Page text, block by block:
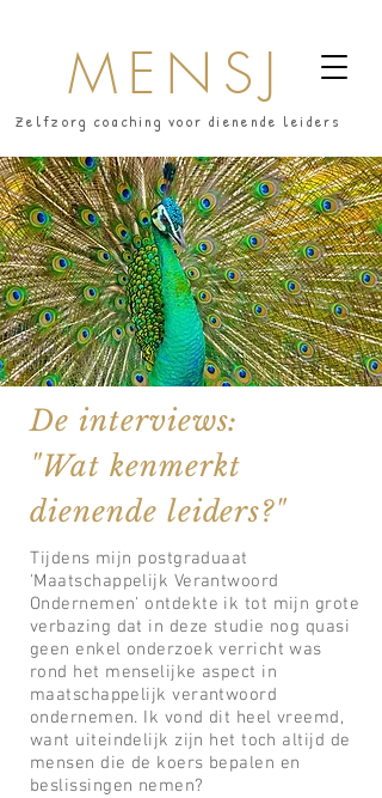
MENSJ
Zelfzorg coaching voor dienende leiders
De interviews:
"Wat kenmerkt
dienende leiders?"
Tijdens mijn postgraduaat
'Maatschappelijk Verantwoord
Ondernemen' ontdekte ik tot mijn grote
verbazing dat in deze studie nog quasi
geen enkel onderzoek verricht was
rond het menselijke aspect in
maatschappelijk verantwoord
ondernemen. Ik vond dit heel vreemd,
want uiteindelijk zijn het toch altijd de
mensen die de koers bepalen en
beslissingen nemen?